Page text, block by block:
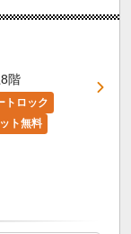
階
トロック
ト無料